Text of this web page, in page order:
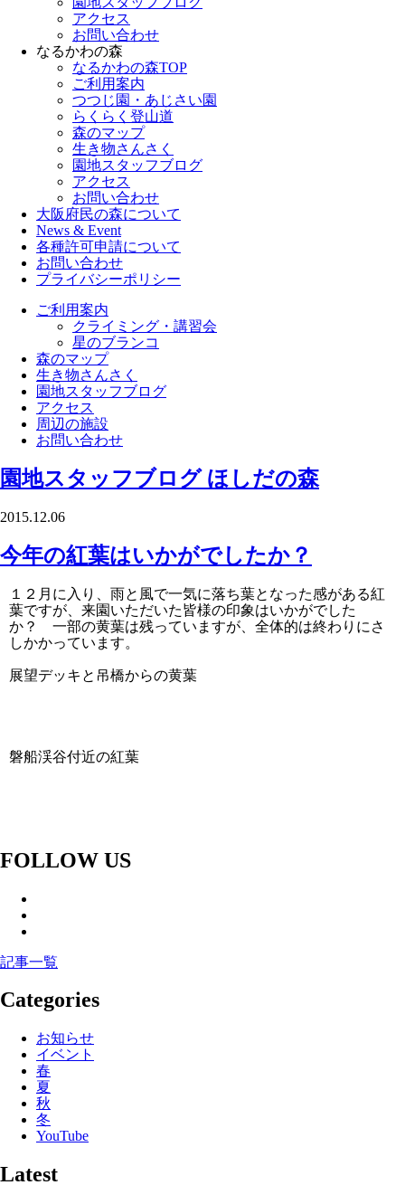
アクセス
お問い合わせ
なるかわの森
なるかわの森TOP
ご利用案内
つつじ園・あじさい園
らくらく登山道
森のマップ
生き物さんさく
園地スタッフブログ
アクセス
お問い合わせ
大阪府民の森について
News & Event
各種許可申請について
お問い合わせ
プライバシーポリシー
ご利用案内
クライミング・講習会
星のブランコ
森のマップ
生き物さんさく
園地スタッフブログ
アクセス
周辺の施設
お問い合わせ
園地スタッフブログ ほしだの森
2015.12.06
今年の紅葉はいかがでしたか？
１２月に入り、雨と風で一気に落ち葉となった感がある紅
葉ですが、来園いただいた皆様の印象はいかがでした
か？ 一部の黄葉は残っていますが、全体的は終わりにさ
しかかっています。
展望デッキと吊橋からの黄葉
磐船渓谷付近の紅葉
FOLLOW US
記事一覧
Categories
お知らせ
イベント
春
夏
秋
冬
YouTube
Latest